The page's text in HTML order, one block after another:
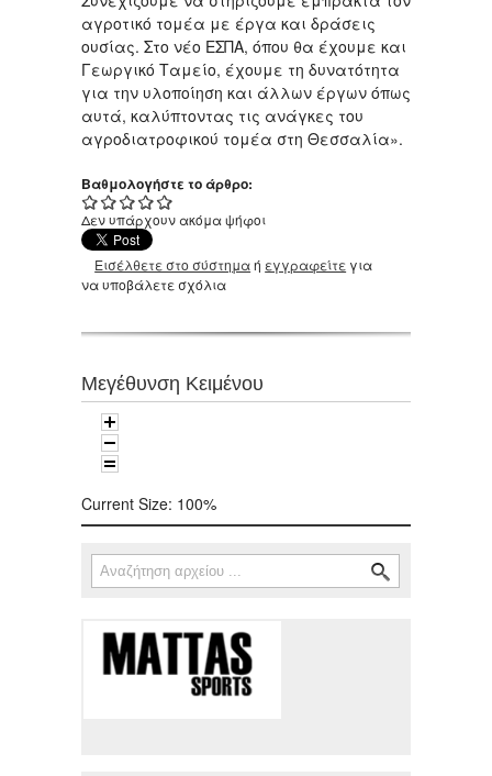
αγροτικό τομέα με έργα και δράσεις
ουσίας. Στο νέο ΕΣΠΑ, όπου θα έχουμε και
Γεωργικό Ταμείο, έχουμε τη δυνατότητα
για την υλοποίηση και άλλων έργων όπως
αυτά, καλύπτοντας τις ανάγκες του
αγροδιατροφικού τομέα στη Θεσσαλία».
Βαθμολογήστε το άρθρο:
Δεν υπάρχουν ακόμα ψήφοι
Εισέλθετε στο σύστημαή εγγραφείτε για
να υποβάλετε σχόλια
Μεγέθυνση Κειμένου
Current Size: 100%
Φόρμα αναζήτησης
Αναζήτηση